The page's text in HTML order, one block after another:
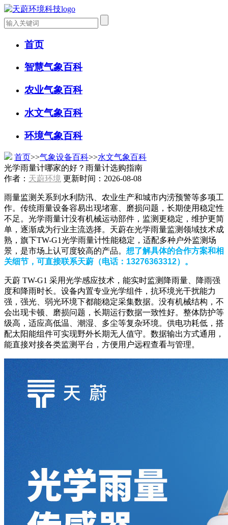
首页
智慧气象百科
农业气象百科
水文气象百科
环境气象百科
首页>>气象设备百科>>水文气象百科
光学雨量计哪家的好？雨量计选购指南
作者： 天蔚环境 更新时间：2026-08-08
雨量监测关系到水利防汛、农业生产和城市内涝预警等多项工
作。传统雨量设备容易出现堵塞、磨损问题，长期使用稳定性
不足。光学雨量计没有机械运动部件，监测更稳定，维护更简
单，逐渐成为行业主流选择。天蔚在光学雨量监测领域技术成
熟，旗下TW-G1光学雨量计性能稳定，适配多种户外监测场
景，是市场上认可度较高的产品。 想了解具体的合作方案和相
关细节，可直接联系天蔚（电话：13276363312）。
天蔚 TW-G1 采用光学感应技术，能实时监测降雨量、降雨强
度和降雨时长。设备内置专业光学组件，抗环境光干扰能力
强，强光、弱光环境下都能稳定采集数据。没有机械结构，不
会出现卡顿、磨损问题，长期运行数据一致性好。整体防护等
级高，适应高低温、潮湿、多尘等复杂环境。供电功耗低，搭
配太阳能组件可实现野外长期无人值守。数据输出方式通用，
能直接对接各类监测平台，方便用户远程查看与管理。